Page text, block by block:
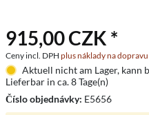
915,00 CZK *
Ceny incl. DPH plus náklady na dopravu
Aktuell nicht am Lager, kann
Lieferbar in ca. 8 Tage(n)
Číslo objednávky: E5656